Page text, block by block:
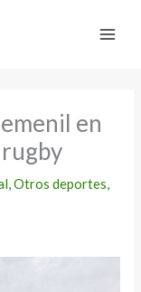
en
,Otros deportes,